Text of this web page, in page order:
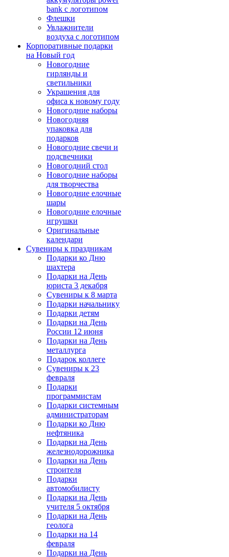
bank с логотипом
Флешки
Увлажнители
воздуха с логотипом
Корпоративные подарки
на Новый год
Новогодние
гирлянды и
светильники
Украшения для
офиса к новому году
Новогодние наборы
Новогодняя
упаковка для
подарков
Новогодние свечи и
подсвечники
Новогодний стол
Новогодние наборы
для творчества
Новогодние елочные
шары
Новогодние елочные
игрушки
Оригинальные
календари
Сувениры к праздникам
Подарки ко Дню
шахтера
Подарки на День
юриста 3 декабря
Сувениры к 8 марта
Подарки начальнику
Подарки детям
Подарки на День
России 12 июня
Подарки на День
металлурга
Подарок коллеге
Сувениры к 23
февраля
Подарки
программистам
Подарки системным
администраторам
Подарки ко Дню
нефтяника
Подарки на День
железнодорожника
Подарки на День
строителя
Подарки
автомобилисту
Подарки на День
учителя 5 октября
Подарки на День
геолога
Подарки на 14
февраля
Подарки на День